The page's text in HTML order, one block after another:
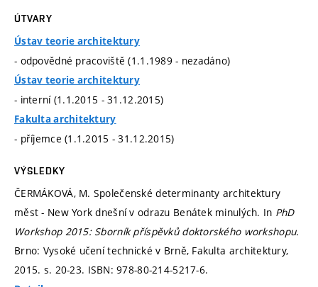
ÚTVARY
Ústav teorie architektury
- odpovědné pracoviště (1.1.1989 - nezadáno)
Ústav teorie architektury
- interní (1.1.2015 - 31.12.2015)
Fakulta architektury
- příjemce (1.1.2015 - 31.12.2015)
VÝSLEDKY
ČERMÁKOVÁ, M. Společenské determinanty architektury
měst - New York dnešní v odrazu Benátek minulých. In PhD
Workshop 2015: Sborník příspěvků doktorského workshopu.
Brno: Vysoké učení technické v Brně, Fakulta architektury,
2015. s. 20-23. ISBN: 978-80-214-5217-6.